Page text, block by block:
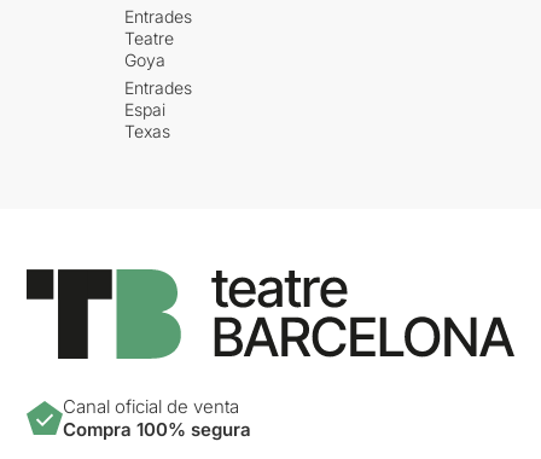
Entrades
Teatre
Goya
Entrades
Espai
Texas
Canal oficial de venta
Compra 100% segura